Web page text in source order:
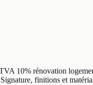
10% rénovation
finitions et